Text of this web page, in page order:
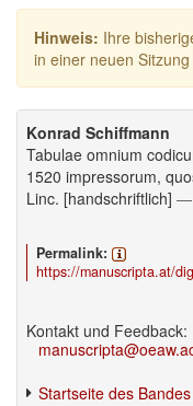
Hinweis: Ihre
in einer neuen Sitzung
Konrad Schiffmann
Tabulae omnium
1520 impressorum,
Linc. [handschriftlich] —
Permalink:
https://manuscripta.at/
Kontakt und Feedback:
Startseite des Bandes